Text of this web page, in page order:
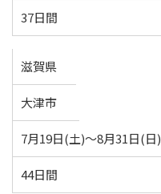
37日間
滋賀県
大津市
7月19日(土)～8月31日(日)
44日間